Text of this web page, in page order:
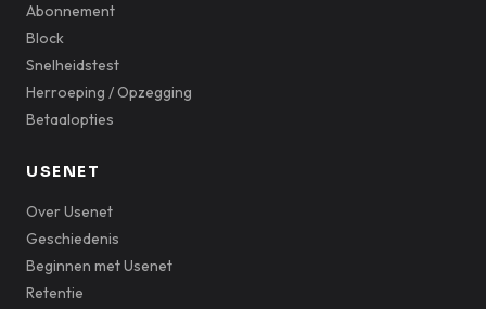
Abonnement
Block
Snelheidstest
Herroeping / Opzegging
Betaalopties
USENET
Over Usenet
Geschiedenis
Beginnen met Usenet
Retentie